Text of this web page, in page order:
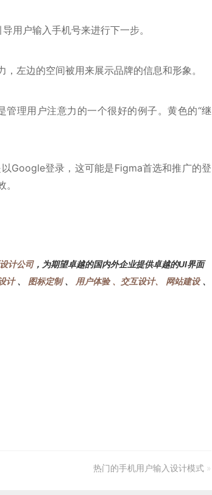
用户输入手机号来进行下一步。
左边的空间被用来展示品牌的信息和形象。
理用户注意力的一个很好的例子。黄色的“继
Google登录，这可能是Figma首选和推广的登
计公司，为期望卓越的国内外企业提供卓越的UI界面
计、 图标定制、 用户体验 、交互设计、 网站建设 、
热门的手机用户输入设计模式 »